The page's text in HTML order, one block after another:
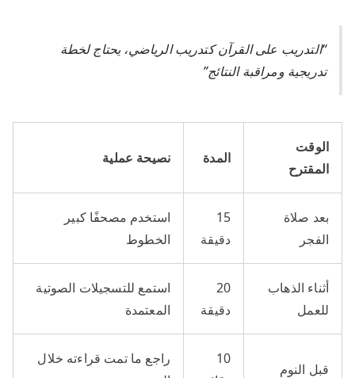
“التدريب على القرآن كتدريب الرياضي، يحتاج لخطة
تدريجية ومراقبة النتائج”
الوقت
المقترح
المدة نصيحة عملية
بعد صلاة
الفجر
15
دقيقة
استخدم مصحفًا كبير
الخطوط
أثناء الذهاب
للعمل
20
دقيقة
استمع للتسجيلات الصوتية
المعتمدة
قبل النوم
10
راجع ما تمت قراءته خلال